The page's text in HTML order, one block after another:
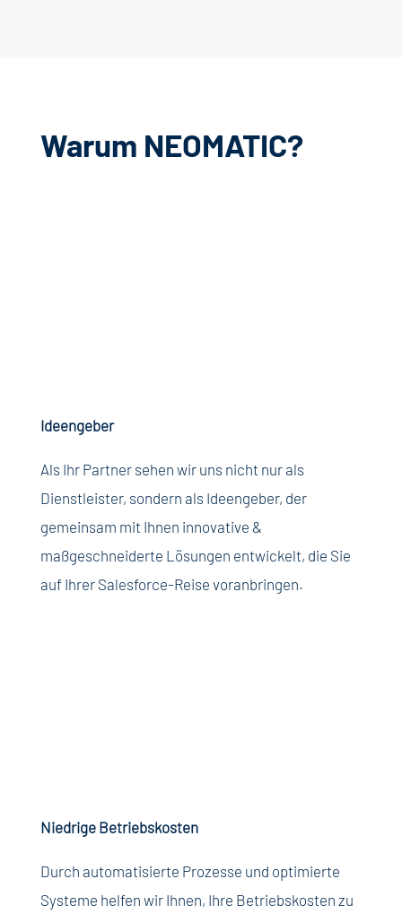
Warum NEOMATIC?
Ideengeber
Als IhrPartner sehen wir uns nicht nur als
Dienstleister, sondern als Ideengeber, der
gemeinsam mit Ihnen innovative &
maßgeschneiderte Lösungen entwickelt, die Sie
auf Ihrer Salesforce-Reise voranbringen.
Niedrige Betriebskosten
Durch automatisierte Prozesse und optimierte
Systeme helfen wir Ihnen, Ihre Betriebskosten zu